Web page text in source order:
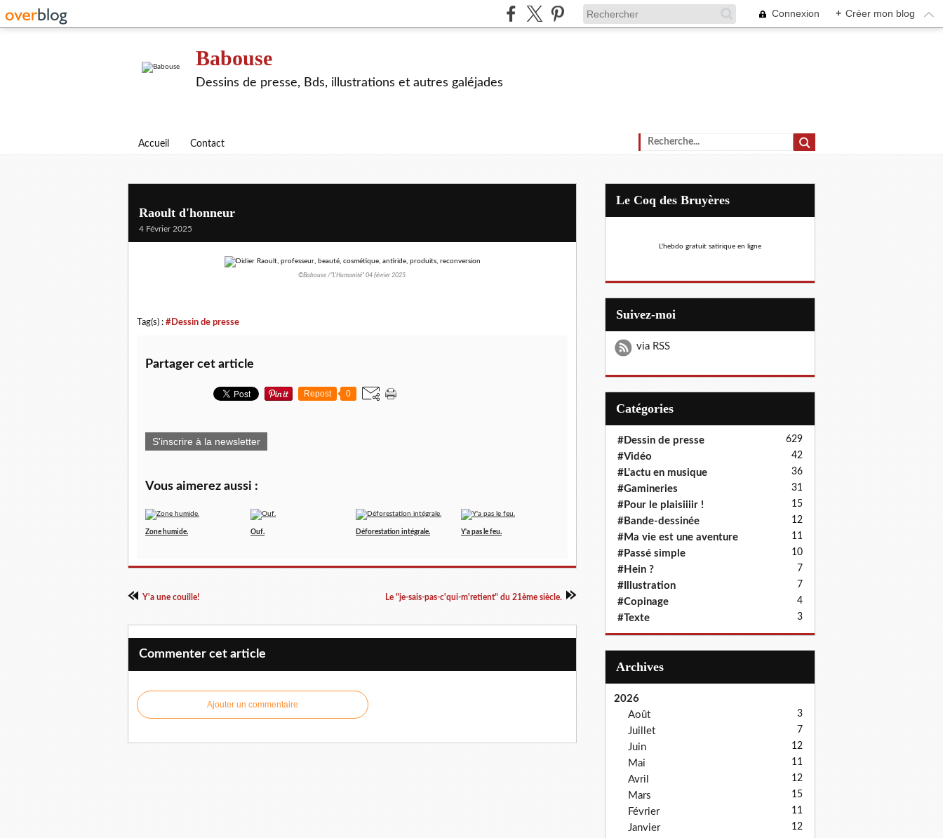
Connexion + Créer mon blog
Babouse
Dessins de presse, Bds, illustrations et autres galéjades
Accueil Contact
Raoult d'honneur
4 Février 2025
©Babouse /"L'Humanité" 04 février 2025.
Tag(s) : #Dessin de presse
Partager cet article
Repost 0
S'inscrire à la newsletter
Vous aimerez aussi :
Zone humide. Ouf. Déforestation intégrale. Y'a pas le feu.
Y'a une couille! Le "je-sais-pas-c'qui-m'retient" du 21ème siècle.
Commenter cet article
Ajouter un commentaire
Le Coq des Bruyères
L'hebdo gratuit satirique en ligne
Suivez-moi
via RSS
Catégories
#Dessin de presse 629
#Vidéo 42
#L'actu en musique 36
#Gamineries 31
#Pour le plaisiiiir ! 15
#Bande-dessinée 12
#Ma vie est une aventure 11
#Passé simple 10
#Hein ? 7
#Illustration 7
#Copinage 4
#Texte 3
Archives
2026
Août
3
Juillet 7
Juin 12
Mai 11
Avril 12
Mars 15
Février 11
Janvier 12